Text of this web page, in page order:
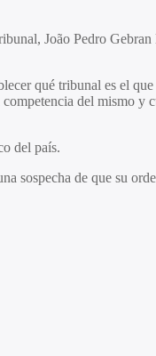
João Pedro
qué tribunal es el
del mismo y
del país.
sospecha de que su